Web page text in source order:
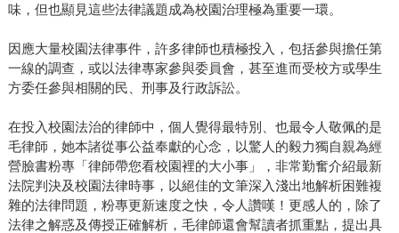
味，但也顯見這些法律議題成為校園治理極為重要一環。
因應大量校園法律事件，許多律師也積極投入，包括參與擔任第
一線的調查，或以法律專家參與委員會，甚至進而受校方或學生
方委任參與相關的民、刑事及行政訴訟。
在投入校園法治的律師中，個人覺得最特別、也最令人敬佩的是
毛律師，她本諸從事公益奉獻的心念，以驚人的毅力獨自親為經
營臉書粉專「律師帶您看校園裡的大小事」，非常勤奮介紹最新
法院判決及校園法律時事，以絕佳的文筆深入淺出地解析困難複
雜的法律問題，粉專更新速度之快，令人讚嘆！更感人的，除了
法律之解惑及傳授正確解析，毛律師還會幫讀者抓重點，提出具